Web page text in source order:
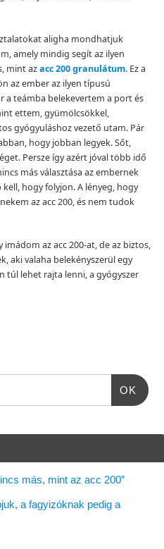
aligha mondhatjuk
amely mindig segít az ilyen
mint azacc 200 granulátum. Ez a
az ember az ilyen típusú
a teámba belekevertem a port és
ettem, gyümölcsökkel,
gyógyuláshoz vezető utam. Pár
hogy jobban legyek. Sőt,
Persze így azért jóval több idő
más választása az embernek
hogy folyjon. A lényeg, hogy
az acc 200, és nem tudok
az acc 200-at, de az biztos,
aki valaha belekényszerül egy
túl lehet rajta lenni, a gyógyszer
OK
más, mint az acc 200”
a fagyizóknak pedig a